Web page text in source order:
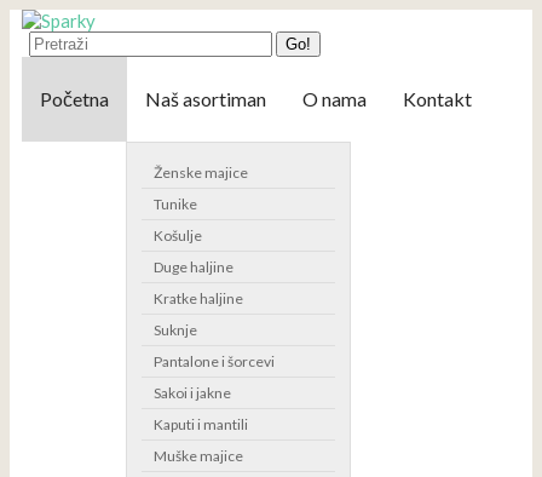
Go!
Početna Naš asortiman
Ženske majice
Tunike
Košulje
Duge haljine
Kratke haljine
Suknje
Pantalone i šorcevi
Sakoi i jakne
Kaputi i mantili
Muške majice
O nama Kontakt